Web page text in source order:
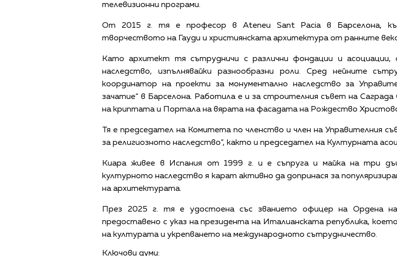
телевизионни програми.
От 2015 г. тя е професор в Ateneu Sant Pacia в Барселона,
творчеството на Гауди и християнската архитектура от ранните
Като архитект тя сътрудничи с различни фондации и асоциации,
наследство, изпълнявайки разнообразни роли. Сред нейните
координатор на проекти за монументално наследство за
зачатие“ в Барселона. Работила е и за строителния съвет на
на криптата и Портала на вярата на фасадата на Рождество
Тя е председател на Комитета по членство и член на Управителния
за религиозното наследство“, както и председател на Културната
Киара живее в Испания от 1999 г. и е съпруга и майка на три
културното наследство я карат активно да допринася за
на архитектурата.
През 2025 г. тя е удостоена със званието офицер на Ордена
предоставено с указ на президента на Италианската република,
на културата и укрепването на международното сътрудничество.
Ключови думи: